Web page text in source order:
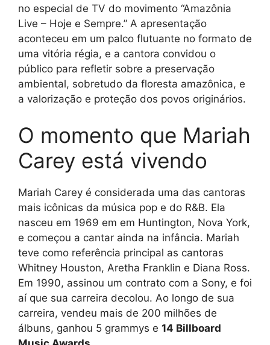
no especial de TV do movimento “Amazônia
Live – Hoje e Sempre.” A apresentação
aconteceu em um palco flutuante no formato de
uma vitória régia, e a cantora convidou o
público para refletir sobre a preservação
ambiental, sobretudo da floresta amazônica, e
a valorização e proteção dos povos originários.
O momento que Mariah
Carey está vivendo
Mariah Carey é considerada uma das cantoras
mais icônicas da música pop e do R&B. Ela
nasceu em 1969 em em Huntington, Nova York,
e começou a cantar ainda na infância. Mariah
teve como referência principal as cantoras
Whitney Houston, Aretha Franklin e Diana Ross.
Em 1990, assinou um contrato com a Sony, e foi
aí que sua carreira decolou. Ao longo de sua
carreira, vendeu mais de 200 milhões de
álbuns, ganhou 5 grammys e 14 Billboard